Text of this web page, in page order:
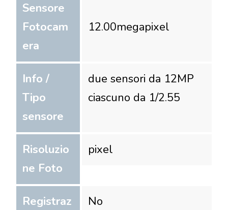
Sensore
Fotocam
era
12.00megapixel
Info /
Tipo
sensore
due sensori da 12MP
ciascuno da 1/2.55
Risoluzio
ne Foto
pixel
Registraz
No